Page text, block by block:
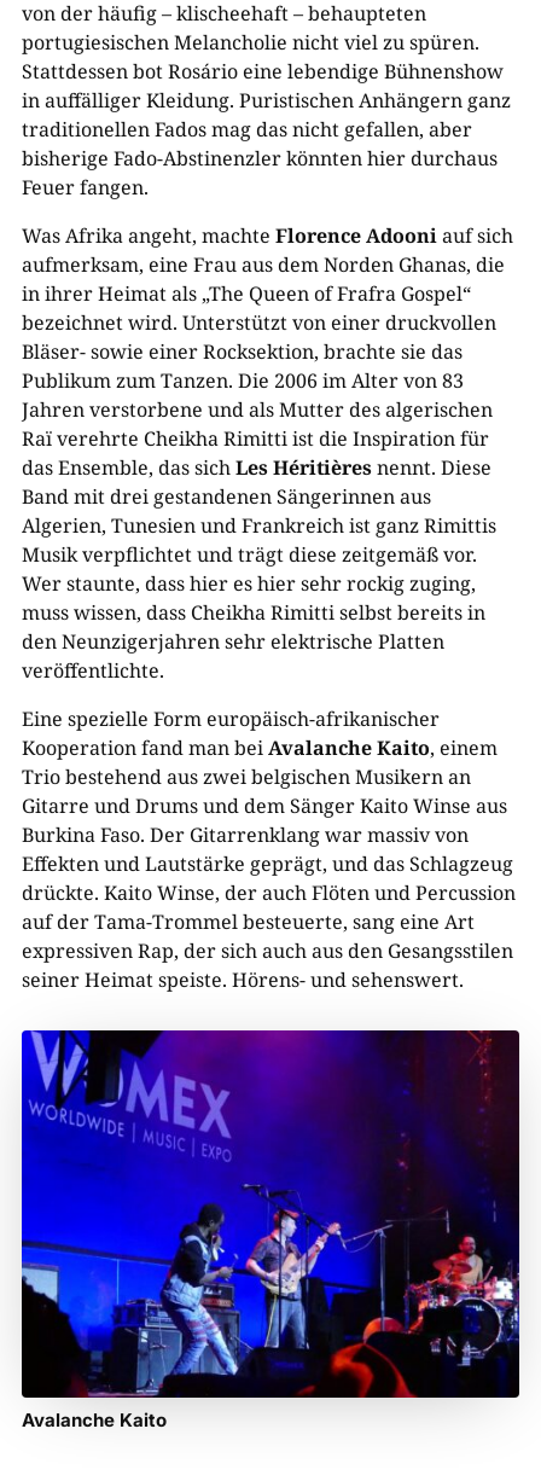
von der häufig – klischeehaft – behaupteten
portugiesischen Melancholie nicht viel zu spüren.
Stattdessen bot Rosário eine lebendige Bühnenshow
in auffälliger Kleidung. Puristischen Anhängern ganz
traditionellen Fados mag das nicht gefallen, aber
bisherige Fado-Abstinenzler könnten hier durchaus
Feuer fangen.
Was Afrika angeht, machte Florence Adooniauf sich
aufmerksam, eine Frau aus dem Norden Ghanas, die
in ihrer Heimat als „The Queen of Frafra Gospel“
bezeichnet wird. Unterstützt von einer druckvollen
Bläser- sowie einer Rocksektion, brachte sie das
Publikum zum Tanzen. Die 2006 im Alter von 83
Jahren verstorbene und als Mutter des algerischen
Raï verehrte Cheikha Rimitti ist die Inspiration für
das Ensemble, das sichLes Héritièresnennt. Diese
Band mit drei gestandenen Sängerinnen aus
Algerien, Tunesien und Frankreich ist ganz Rimittis
Musik verpflichtet und trägt diese zeitgemäß vor.
Wer staunte, dass hier es hier sehr rockig zuging,
muss wissen, dass Cheikha Rimitti selbst bereits in
den Neunzigerjahren sehr elektrische Platten
veröffentlichte.
Eine spezielle Form europäisch-afrikanischer
Kooperation fand man beiAvalanche Kaito, einem
Trio bestehend aus zwei belgischen Musikern an
Gitarre und Drums und dem Sänger Kaito Winse aus
Burkina Faso. Der Gitarrenklang war massiv von
Effekten und Lautstärke geprägt, und das Schlagzeug
drückte. Kaito Winse, der auch Flöten und Percussion
auf der Tama-Trommel besteuerte, sang eine Art
expressiven Rap, der sich auch aus den Gesangsstilen
seiner Heimat speiste. Hörens- und sehenswert.
Avalanche Kaito